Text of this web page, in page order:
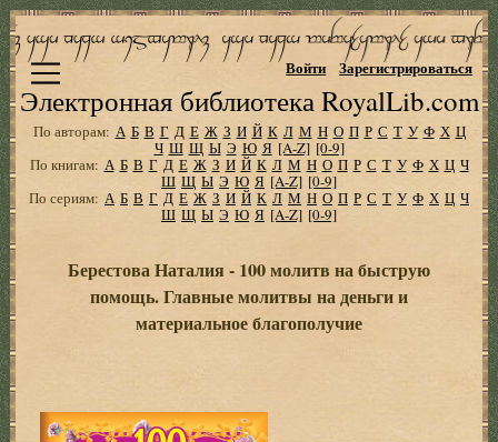
Электронная библиотека RoyalLib.com
Войти Зарегистрироваться
По авторам: А Б В Г Д Е Ж З И Й К Л М Н О П Р С Т У Ф Х Ц
Ч Ш Щ Ы Э Ю Я [A-Z] [0-9]
По книгам: А Б В Г Д Е Ж З И Й К Л М Н О П Р С Т У Ф Х Ц Ч
Ш Щ Ы Э Ю Я [A-Z] [0-9]
По сериям: А Б В Г Д Е Ж З И Й К Л М Н О П Р С Т У Ф Х Ц Ч
Ш Щ Ы Э Ю Я [A-Z] [0-9]
Берестова Наталия - 100 молитв на быструю
помощь. Главные молитвы на деньги и
материальное благополучие